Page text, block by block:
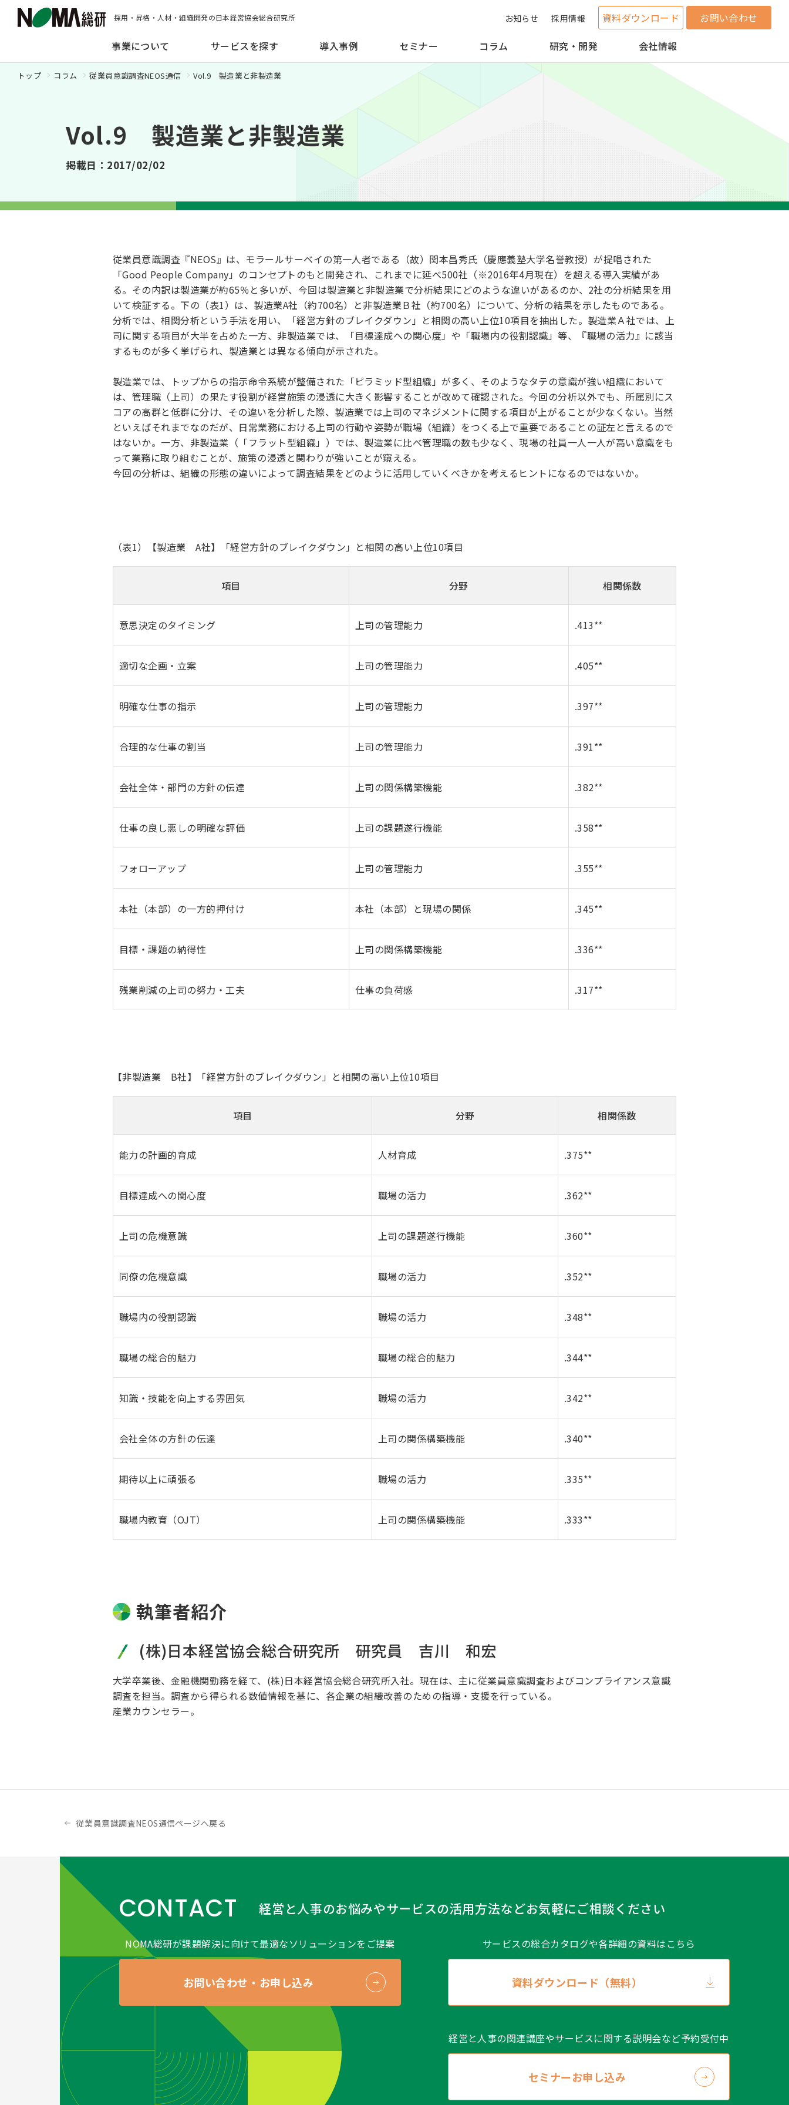
採用・昇格・人材・組織開発の日本経営協会総合研究所 お知らせ 採用情報 資料ダウンロード
お問い合わせ
事業について
サービスを探す 導入事例 セミナー コラム 研究・開発 会社情報
トップ コラム 従業員意識調査NEOS通信 Vol.9 製造業と非製造業
Vol.9 製造業と非製造業
掲載日：2017/02/02
従業員意識調査『NEOS』は、モラールサーベイの第一人者である（故）関本昌秀氏（慶應義塾大学名誉教授）が提唱された
「Good People Company」のコンセプトのもと開発され、これまでに延べ500社（※2016年4月現在）を超える導入実績があ
る。その内訳は製造業が約65％と多いが、今回は製造業と非製造業で分析結果にどのような違いがあるのか、2社の分析結果を用
いて検証する。下の（表1）は、製造業A社（約700名）と非製造業Ｂ社（約700名）について、分析の結果を示したものである。
分析では、相関分析という手法を用い、「経営方針のブレイクダウン」と相関の高い上位10項目を抽出した。製造業Ａ社では、上
司に関する項目が大半を占めた一方、非製造業では、「目標達成への関心度」や「職場内の役割認識」等、『職場の活力』に該当
するものが多く挙げられ、製造業とは異なる傾向が示された。
製造業では、トップからの指示命令系統が整備された「ピラミッド型組織」が多く、そのようなタテの意識が強い組織において
は、管理職（上司）の果たす役割が経営施策の浸透に大きく影響することが改めて確認された。今回の分析以外でも、所属別にス
コアの高群と低群に分け、その違いを分析した際、製造業では上司のマネジメントに関する項目が上がることが少なくない。当然
といえばそれまでなのだが、日常業務における上司の行動や姿勢が職場（組織）をつくる上で重要であることの証左と言えるので
はないか。一方、非製造業（「フラット型組織」）では、製造業に比べ管理職の数も少なく、現場の社員一人一人が高い意識をも
って業務に取り組むことが、施策の浸透と関わりが強いことが窺える。
今回の分析は、組織の形態の違いによって調査結果をどのように活用していくべきかを考えるヒントになるのではないか。
（表1）【製造業 A社】「経営方針のブレイクダウン」と相関の高い上位10項目
項目 分野 相関係数
意思決定のタイミング 上司の管理能力 .413**
適切な企画・立案 上司の管理能力 .405**
明確な仕事の指示 上司の管理能力 .397**
合理的な仕事の割当 上司の管理能力 .391**
会社全体・部門の方針の伝達 上司の関係構築機能 .382**
仕事の良し悪しの明確な評価 上司の課題遂行機能 .358**
フォローアップ 上司の管理能力 .355**
本社（本部）の一方的押付け 本社（本部）と現場の関係 .345**
目標・課題の納得性 上司の関係構築機能 .336**
残業削減の上司の努力・工夫 仕事の負荷感 .317**
【非製造業 B社】「経営方針のブレイクダウン」と相関の高い上位10項目
項目 分野 相関係数
能力の計画的育成 人材育成 .375**
目標達成への関心度 職場の活力 .362**
上司の危機意識 上司の課題遂行機能 .360**
同僚の危機意識 職場の活力 .352**
職場内の役割認識 職場の活力 .348**
職場の総合的魅力 職場の総合的魅力 .344**
知識・技能を向上する雰囲気 職場の活力 .342**
会社全体の方針の伝達 上司の関係構築機能 .340**
期待以上に頑張る 職場の活力 .335**
職場内教育（OJT） 上司の関係構築機能 .333**
執筆者紹介
(株)日本経営協会総合研究所 研究員 吉川 和宏
大学卒業後、金融機関勤務を経て、(株)日本経営協会総合研究所入社。現在は、主に従業員意識調査およびコンプライアンス意識
調査を担当。調査から得られる数値情報を基に、各企業の組織改善のための指導・支援を行っている。
産業カウンセラー。
従業員意識調査NEOS通信ページへ戻る
CONTACT 経営と人事のお悩みやサービスの活用方法などお気軽にご相談ください
NOMA総研が課題解決に向けて最適なソリューションをご提案
お問い合わせ・お申し込み
サービスの総合カタログや各詳細の資料はこちら
資料ダウンロード（無料）
経営と人事の関連講座やサービスに関する説明会など予約受付中
セミナーお申し込み